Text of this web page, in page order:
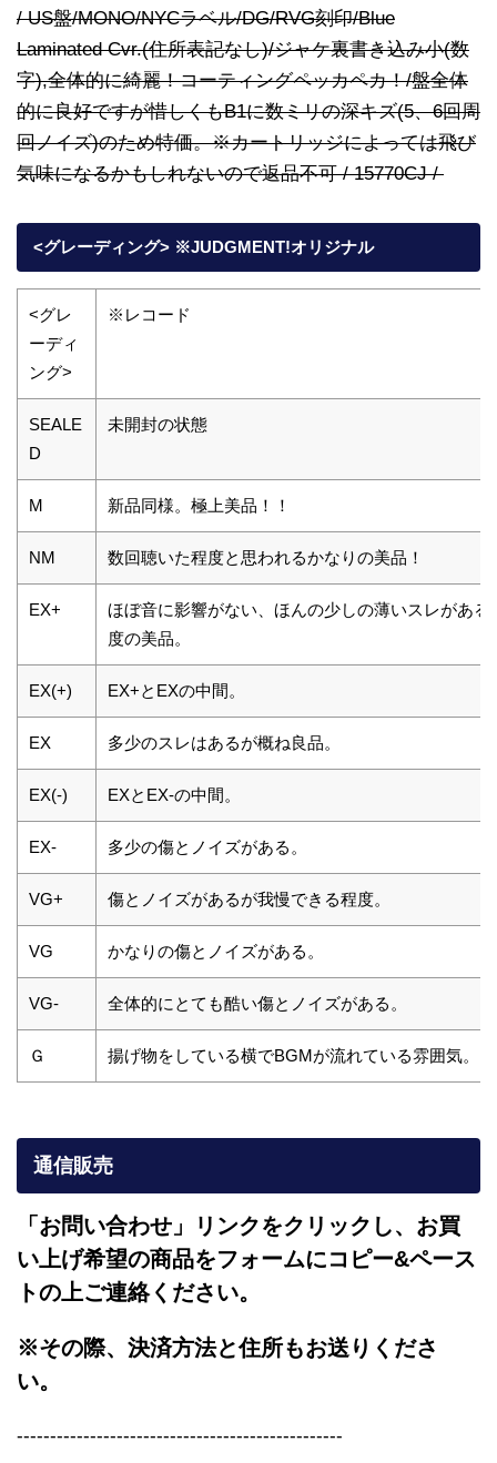
/ US盤/MONO/NYCラベル/DG/RVG刻印/Blue
Laminated Cvr.(住所表記なし)/ジャケ裏書き込み小(数
字),全体的に綺麗！コーティングペッカペカ！/盤全体
的に良好ですが惜しくもB1に数ミリの深キズ(5、6回周
回ノイズ)のため特価。※カートリッジによっては飛び
気味になるかもしれないので返品不可 / 15770CJ /
<グレーディング> ※JUDGMENT!オリジナル
<グレ
ーディ
ング>
※レコード
SEALE
D
未開封の状態
M 新品同様。極上美品！！
NM 数回聴いた程度と思われるかなりの美品！
EX+
ほぼ音に影響がない、ほんの少しの薄いスレがある
度の美品。
EX(+) EX+とEXの中間。
EX 多少のスレはあるが概ね良品。
EX(-) EXとEX-の中間。
EX- 多少の傷とノイズがある。
VG+ 傷とノイズがあるが我慢できる程度。
VG かなりの傷とノイズがある。
VG- 全体的にとても酷い傷とノイズがある。
Ｇ 揚げ物をしている横でBGMが流れている雰囲気。
通信販売
「お問い合わせ」リンクをクリックし、 お買
い上げ希望の商品をフォームにコピー&ペース
トの上ご連絡ください。
※その際、決済方法と住所もお送りくださ
い。
-------------------------------------------------